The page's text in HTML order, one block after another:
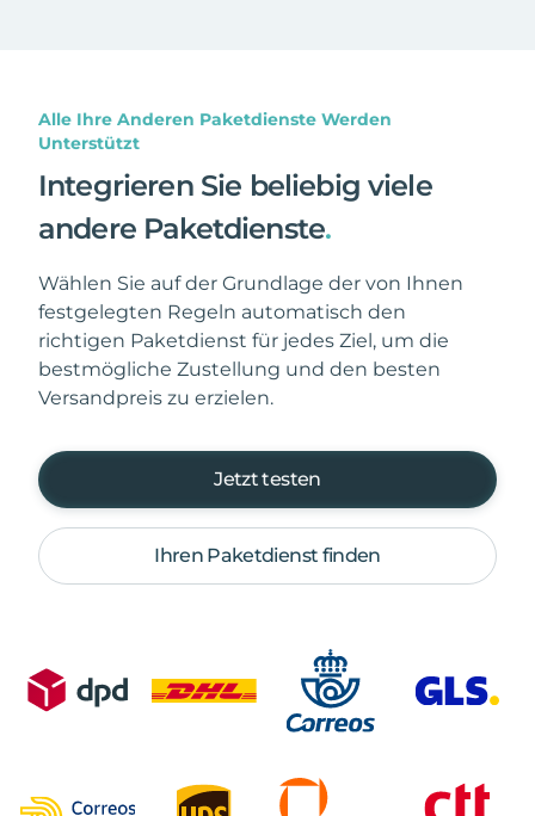
Alle Ihre Anderen Paketdienste Werden
Unterstützt
Integrieren Sie beliebig viele
andere Paketdienste.
Wählen Sie auf der Grundlage der von Ihnen
festgelegten Regeln automatisch den
richtigen Paketdienst für jedes Ziel, um die
bestmögliche Zustellung und den besten
Versandpreis zu erzielen.
Jetzt testen
Ihren Paketdienst finden